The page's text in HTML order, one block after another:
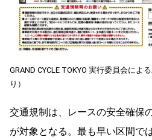
GRAND CYCLE TOKYO 実行委員会によ
り）
交通規制は、レースの安全確保
が対象となる。最も早い区間で